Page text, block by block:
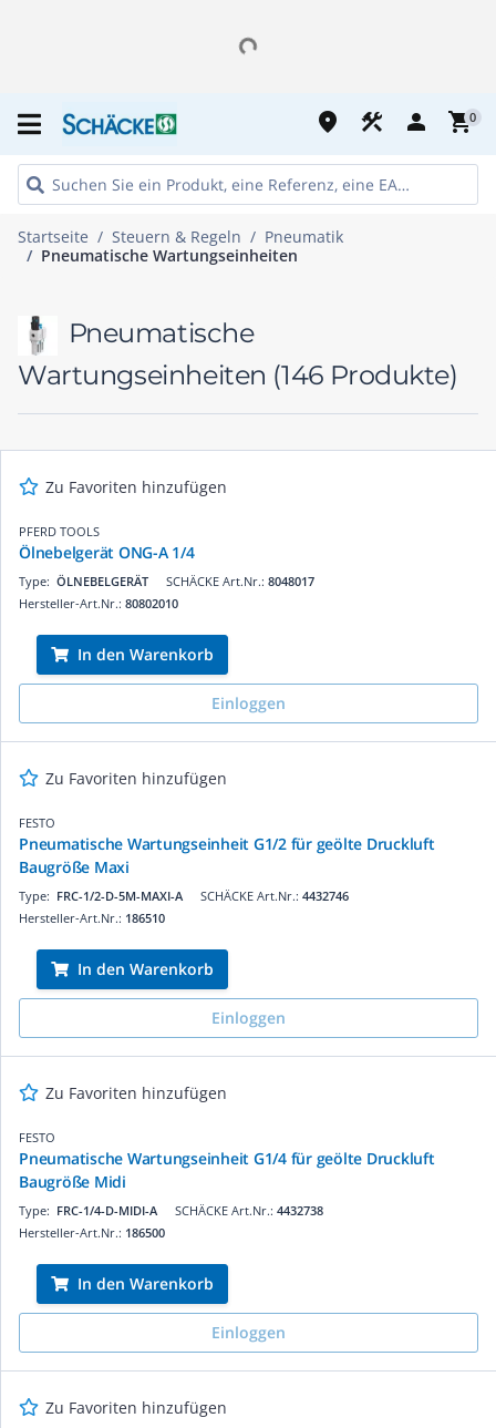
place construction person shopping_cart0
Startseite Steuern & Regeln
Pneumatik
Pneumatische Wartungseinheiten
Pneumatische
Wartungseinheiten (146 Produkte)
Zu Favoriten hinzufügen
PFERD TOOLS
Ölnebelgerät ONG-A 1/4
SCHÄCKE Art.Nr.: 8048017
Type: ÖLNEBELGERÄT
Hersteller-Art.Nr.: 80802010
In den Warenkorb
Einloggen
Zu Favoriten hinzufügen
FESTO
Pneumatische Wartungseinheit G1/2 für geölte Druckluft
Baugröße Maxi
SCHÄCKE Art.Nr.: 4432746
Type: FRC-1/2-D-5M-MAXI-A
Hersteller-Art.Nr.: 186510
In den Warenkorb
Einloggen
Zu Favoriten hinzufügen
FESTO
Pneumatische Wartungseinheit G1/4 für geölte Druckluft
Baugröße Midi
SCHÄCKE Art.Nr.: 4432738
Type: FRC-1/4-D-MIDI-A
Hersteller-Art.Nr.: 186500
In den Warenkorb
Einloggen
Zu Favoriten hinzufügen